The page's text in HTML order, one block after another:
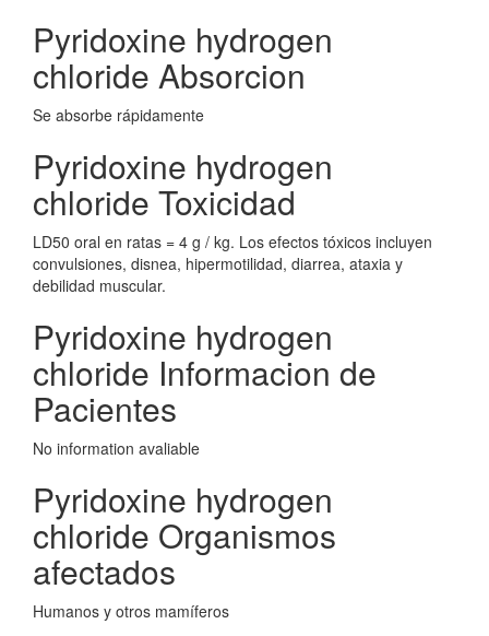
Pyridoxine hydrogen
chloride Absorcion
Se absorbe rápidamente
Pyridoxine hydrogen
chloride Toxicidad
LD50 oral en ratas = 4 g / kg. Los efectos tóxicos incluyen
convulsiones, disnea, hipermotilidad, diarrea, ataxia y
debilidad muscular.
Pyridoxine hydrogen
chloride Informacion de
Pacientes
No information avaliable
Pyridoxine hydrogen
chloride Organismos
afectados
Humanos y otros mamíferos